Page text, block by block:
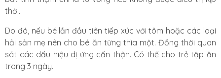
thời.
Do đó, nếu bé lần đầu tiên tiếp xúc với tôm hoặc các loại
hải sản mẹ nên cho bé ăn từng thìa một. Đồng thời quan
sát các dấu hiệu dị ứng cẩn thận. Có thể cho trẻ tập ăn
trong 3 ngày.